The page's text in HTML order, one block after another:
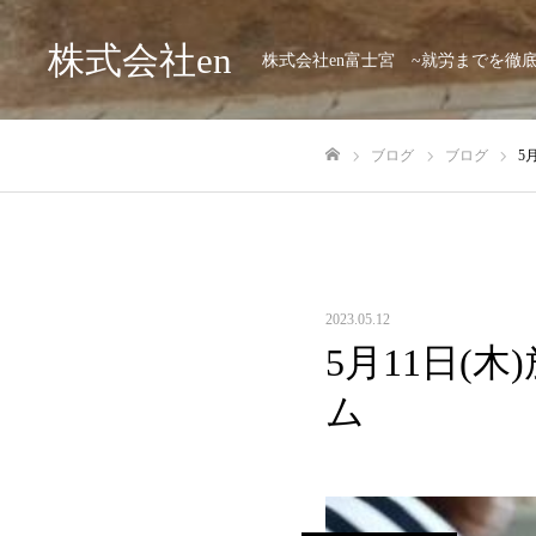
株式会社en 株式会社en富士宮 ~就労までを徹
ブログ ブログ 5
2023.05.12
5月11日(木
ム